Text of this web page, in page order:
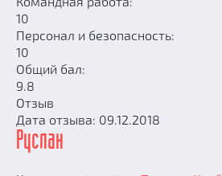
10
Персонал и безопасность:
10
Общий бал:
9.8
Отзыв
Дата отзыва: 09.12.2018
Руслан